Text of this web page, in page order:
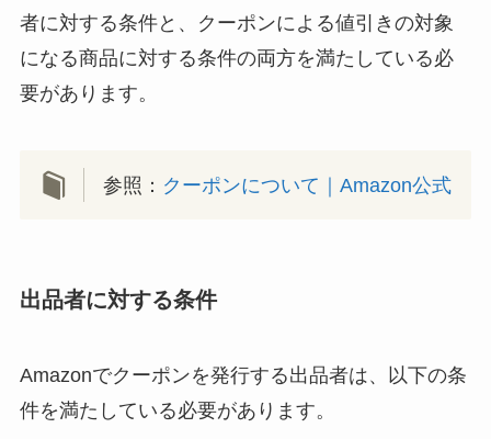
者に対する条件と、クーポンによる値引きの対象
になる商品に対する条件の両方を満たしている必
要があります。
参照： クーポンについて｜Amazon公式
出品者に対する条件
Amazonでクーポンを発行する出品者は、以下の条
件を満たしている必要があります。